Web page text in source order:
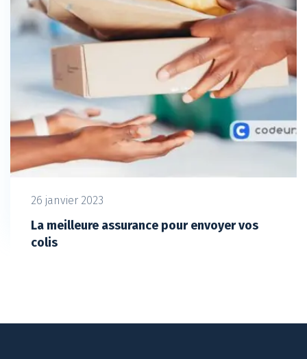
26 janvier 2023
La meilleure assurance pour envoyer vos
colis